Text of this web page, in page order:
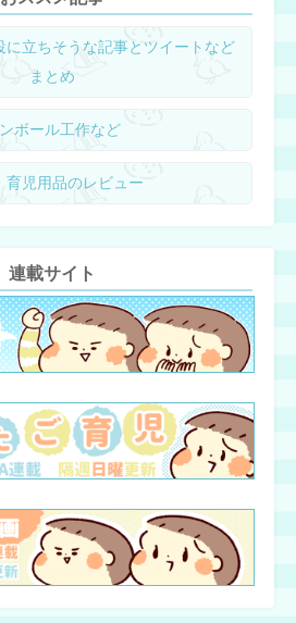
に立ちそうな記事とツイートなど
まとめ
ボール工作など
育児用品のレビュー
連載サイト